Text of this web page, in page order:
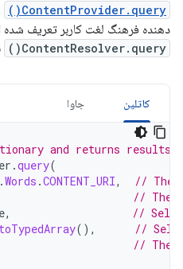
ContentProvider.query()
دهنده فرهنگ لغت کاربر تعریف
ContentResolver.query()
کاتلین جاوا
and returns results
.query(
.Words .CONTENT_URI,
// The
// The
,
//
toTypedArray(),
//
// The